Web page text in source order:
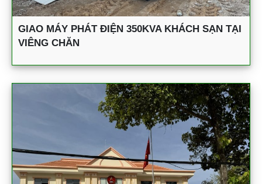
GIAO MÁY PHÁT ĐIỆN 350KVA KHÁCH SẠN TẠI
VIÊNG CHĂN